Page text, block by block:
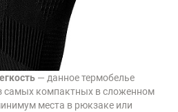
— данное термобелье
самых компактных в сложенном
места в рюкзаке или